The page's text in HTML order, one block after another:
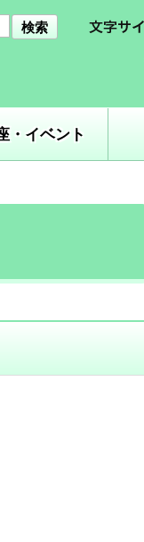
検索
・イベント